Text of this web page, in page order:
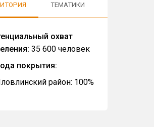
ТЕМАТИКИ
охват
35 600 человек
покрытия:
район: 100%